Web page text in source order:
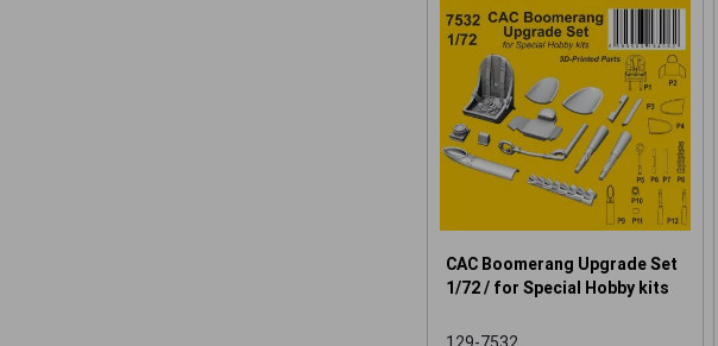
CAC Boomerang Upgrade Set
1/72 / for Special Hobby kits